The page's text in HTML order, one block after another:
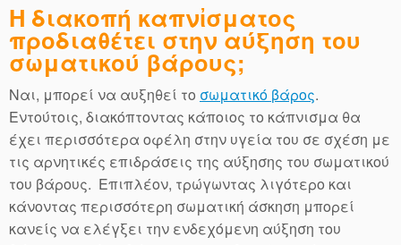
Η διακοπή καπνἰσματος
προδιαθέτει στην αύξηση του
σωματικού βάρους;
Ναι, μπορεί να αυξηθεί το σωματικό βάρος.
Εντούτοις, διακόπτοντας κάποιος το κάπνισμα θα
έχει περισσότερα οφέλη στην υγεία του σε σχέση με
τις αρνητικές επιδράσεις της αύξησης του σωματικού
του βάρους. Επιπλέον, τρώγωντας λιγότερο και
κάνοντας περισσότερη σωματική άσκηση μπορεί
κανείς να ελέγξει την ενδεχόμενη αύξηση του